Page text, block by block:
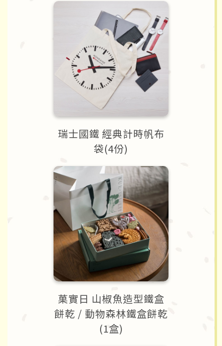
瑞士國鐵 經典計時帆布
袋(4份)
菓實日 山椒魚造型鐵盒
餅乾 / 動物森林鐵盒餅乾
(1盒)